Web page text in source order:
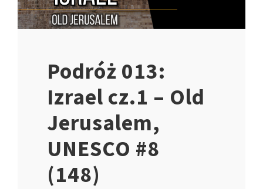
Podróż 013:
Izrael cz.1 – Old
Jerusalem,
UNESCO #8
(148)